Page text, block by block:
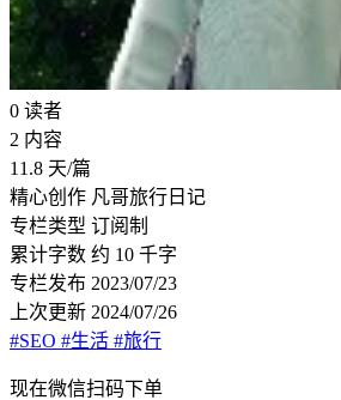
0 读者
2 内容
11.8 天/篇
精心创作 凡哥旅行日记
专栏类型 订阅制
累计字数 约 10 千字
专栏发布 2023/07/23
上次更新 2024/07/26
#SEO #生活 #旅行
现在微信扫码下单